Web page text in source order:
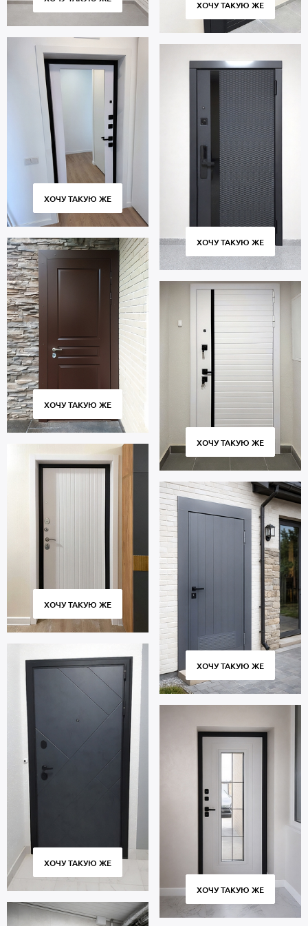
ХОЧУ ТАКУЮ ЖЕ
ХОЧУ ТАКУЮ ЖЕ
ХОЧУ ТАКУЮ ЖЕ
ХОЧУ ТАКУЮ ЖЕ
ХОЧУ ТАКУЮ ЖЕ
ХОЧУ ТАКУЮ ЖЕ
ХОЧУ ТАКУЮ ЖЕ
ХОЧУ ТАКУЮ ЖЕ
ХОЧУ ТАКУЮ ЖЕ